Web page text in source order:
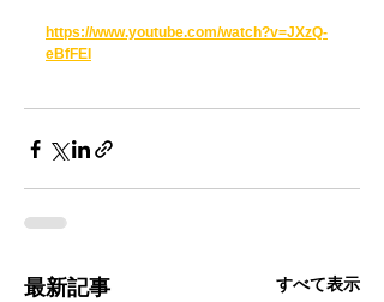
https://www.youtube.com/watch?v=JXzQ-
eBfFEI
最新記事 すべて表示